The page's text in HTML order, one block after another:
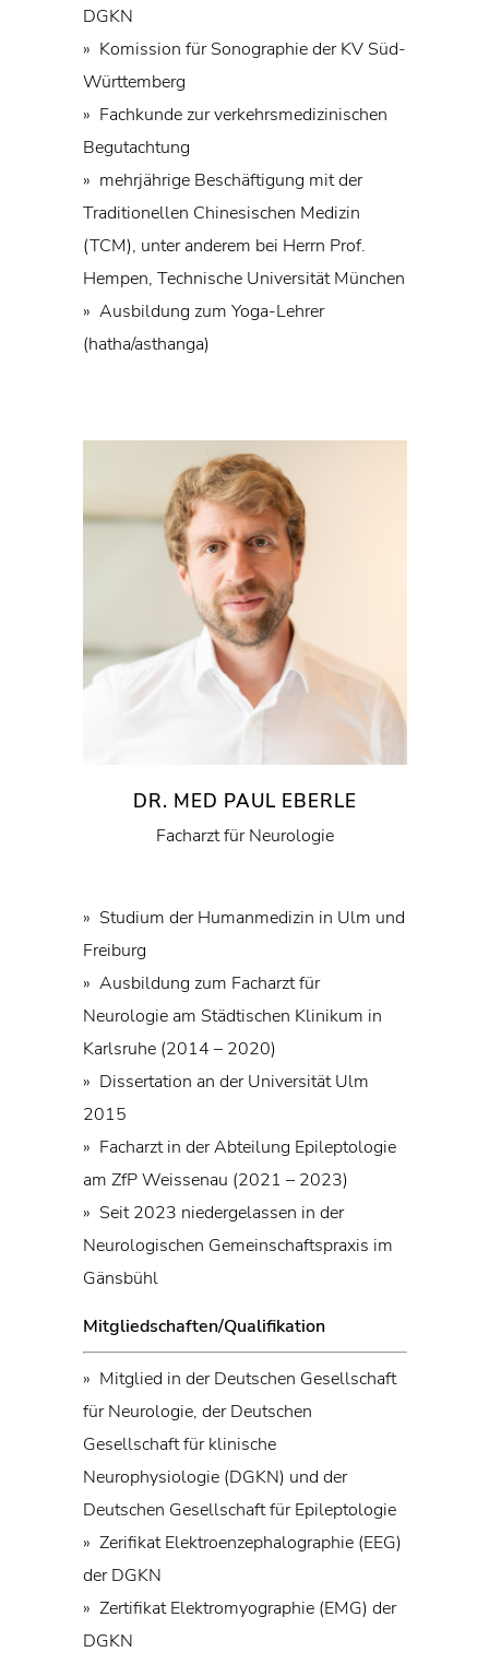
DGKN
» Komission für Sonographie der KV Süd-
Württemberg
» Fachkunde zur verkehrsmedizinischen
Begutachtung
» mehrjährige Beschäftigung mit der
Traditionellen Chinesischen Medizin
(TCM), unter anderem bei Herrn Prof.
Hempen, Technische Universität München
» Ausbildung zum Yoga-Lehrer
(hatha/asthanga)
DR. MED PAUL EBERLE
Facharzt für Neurologie
» Studium der Humanmedizin in Ulm und
Freiburg
» Ausbildung zum Facharzt für
Neurologie am Städtischen Klinikum in
Karlsruhe (2014 – 2020)
» Dissertation an der Universität Ulm
2015
» Facharzt in der Abteilung Epileptologie
am ZfP Weissenau (2021 – 2023)
» Seit 2023 niedergelassen in der
Neurologischen Gemeinschaftspraxis im
Gänsbühl
Mitgliedschaften/Qualifikation
» Mitglied in der Deutschen Gesellschaft
für Neurologie, der Deutschen
Gesellschaft für klinische
Neurophysiologie (DGKN) und der
Deutschen Gesellschaft für Epileptologie
» Zerifikat Elektroenzephalographie (EEG)
der DGKN
» Zertifikat Elektromyographie (EMG) der
DGKN